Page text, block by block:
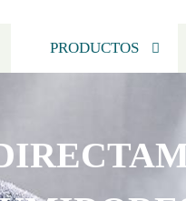
PRODUCTOS